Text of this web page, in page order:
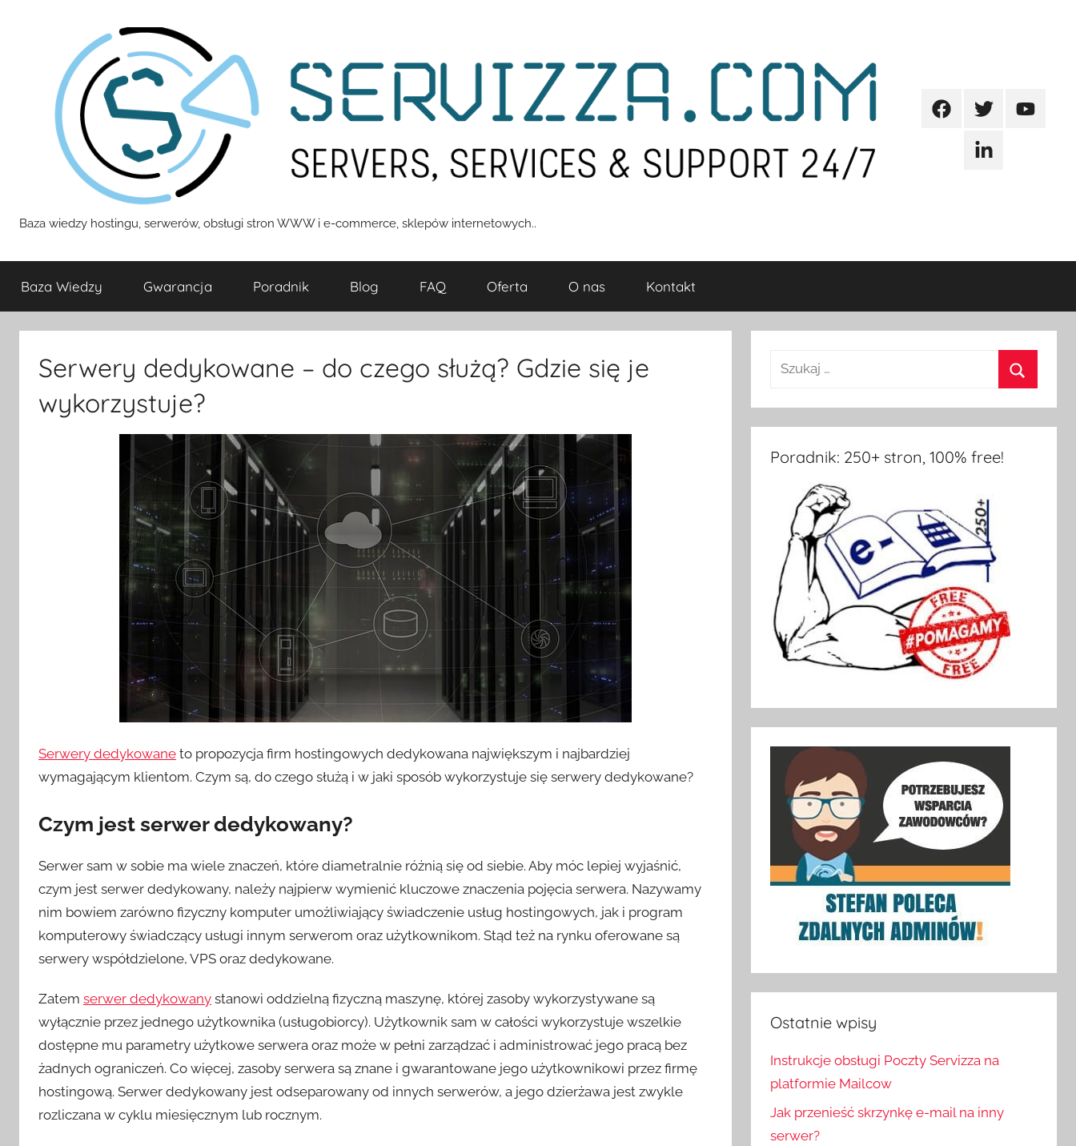
Servizza
Pomoc
Baza wiedzy hostingu, serwerów, obsługi stron WWW i e-commerce, sklepów internetowych..
FacebookTwitterYoutube
Linkedin
Baza Wiedzy Gwarancja Poradnik Blog FAQ Oferta O nas Kontakt
Serwery dedykowane – do czego służą? Gdzie się je
wykorzystuje?
Serwery dedykowane to propozycja firm hostingowych dedykowana największym i najbardziej
wymagającym klientom. Czym są, do czego służą i w jaki sposób wykorzystuje się serwery dedykowane?
Czym jest serwer dedykowany?
Serwer sam w sobie ma wiele znaczeń, które diametralnie różnią się od siebie. Aby móc lepiej wyjaśnić,
czym jest serwer dedykowany, należy najpierw wymienić kluczowe znaczenia pojęcia serwera. Nazywamy
nim bowiem zarówno fizyczny komputer umożliwiający świadczenie usług hostingowych, jak i program
komputerowy świadczący usługi innym serwerom oraz użytkownikom. Stąd też na rynku oferowane są
serwery współdzielone, VPS oraz dedykowane.
Zatem serwer dedykowany stanowi oddzielną fizyczną maszynę, której zasoby wykorzystywane są
wyłącznie przez jednego użytkownika (usługobiorcy). Użytkownik sam w całości wykorzystuje wszelkie
dostępne mu parametry użytkowe serwera oraz może w pełni zarządzać i administrować jego pracą bez
żadnych ograniczeń. Co więcej, zasoby serwera są znane i gwarantowane jego użytkownikowi przez firmę
hostingową. Serwer dedykowany jest odseparowany od innych serwerów, a jego dzierżawa jest zwykle
rozliczana w cyklu miesięcznym lub rocznym.
Poradnik: 250+ stron, 100% free!
Ostatnie wpisy
Instrukcje obsługi Poczty Servizza na
platformie Mailcow
Jak przenieść skrzynkę e-mail na inny
serwer?